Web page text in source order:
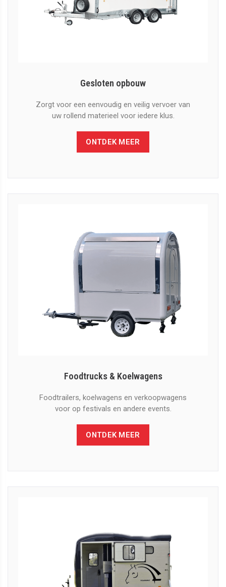
Gesloten opbouw
Zorgt voor een eenvoudig en veilig vervoer van
uw rollend materieel voor iedere klus.
ONTDEK MEER
Foodtrucks & Koelwagens
Foodtrailers, koelwagens en verkoopwagens
voor op festivals en andere events.
ONTDEK MEER